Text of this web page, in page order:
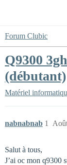
Forum Clubic
Q9300
(débutant)
Matériel
nabnabnab 1
Salut à tous,
J’ai oc mon q9300